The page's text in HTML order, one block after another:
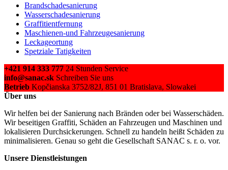
Brandschadesanierung
Wasserschadesanierung
Graffitientfernung
Maschienen-und Fahrzeugesanierung
Leckageortung
Spetziale Tatigkeiten
+421 914 333 777 24 Stunden Service
info@sanac.sk Schreiben Sie uns
Betrieb Kopčianska 3752/82J, 851 01 Bratislava, Slowakei
Über uns
Wir helfen bei der Sanierung nach Bränden oder bei Wasserschäden.
Wir beseitigen Graffiti, Schäden an Fahrzeugen und Maschinen und
lokalisieren Durchsickerungen. Schnell zu handeln heißt Schäden zu
minimalisieren. Genau so geht die Gesellschaft SANAC s. r. o. vor.
Unsere Dienstleistungen